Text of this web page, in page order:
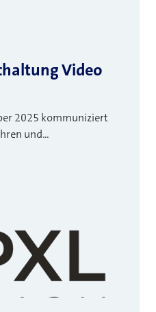
Video
2025 kommuniziert
und...